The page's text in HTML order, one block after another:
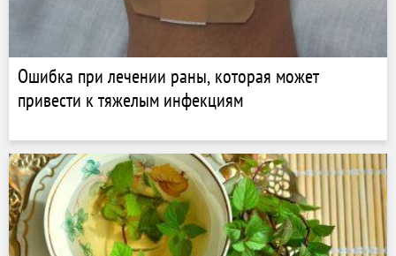
Ошибка при лечении раны, которая может
привести к тяжелым инфекциям